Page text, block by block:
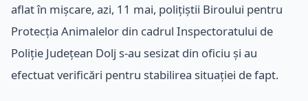
aflat în mișcare, azi, 11 mai, polițiștii Biroului pentru
Protecția Animalelor din cadrul Inspectoratului de
Poliție Județean Dolj s-au sesizat din oficiu și au
efectuat verificări pentru stabilirea situației de fapt.